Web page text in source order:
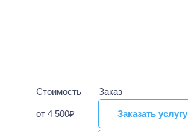
Стоимость Заказ
от 4 500₽ Заказать услугу
Заказать услугу